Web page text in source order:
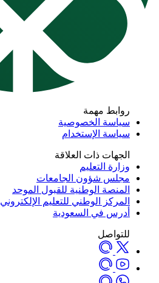
روابط مهمة
سياسة الخصوصية
سياسة الإستخدام
الجهات ذات العلاقة
وزارة التعليم
مجلس شؤون الجامعات
المنصة الوطنية للقبول الموحد
المركز الوطني للتعليم الإلكتروني
أدرس في السعودية
للتواصل